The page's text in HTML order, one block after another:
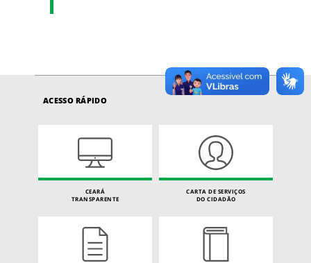
ACESSO RÁPIDO
CEARÁ
TRANSPARENTE
CARTA DE SERVIÇOS
DO CIDADÃO